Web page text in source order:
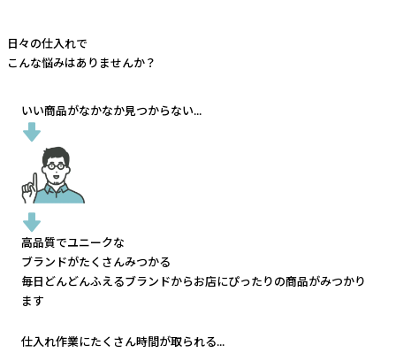
日々の仕入れで
こんな悩みはありませんか？
いい商品がなかなか見つからない...
高品質でユニークな
ブランドがたくさんみつかる
毎日どんどんふえるブランドからお店にぴったりの商品がみつかり
ます
仕入れ作業にたくさん時間が取られる...